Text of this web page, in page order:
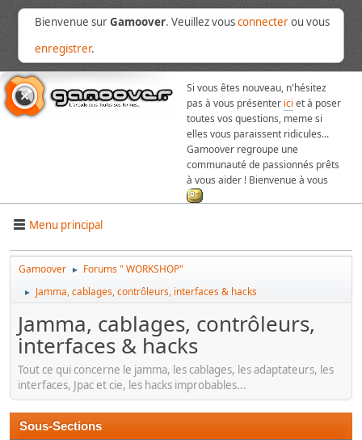
Bienvenue surGamoover. Veuillez vousconnecterou vous
enregistrer.
Si vous êtes nouveau, n'hésitez
pas à vous présenter ici et à poser
toutes vos questions, meme si
elles vous paraissent ridicules...
Gamoover regroupe une
communauté de passionnés prêts
à vous aider ! Bienvenue à vous
Menu principal
Gamoover ► Forums " WORKSHOP"
► Jamma, cablages, contrôleurs, interfaces & hacks
Jamma, cablages, contrôleurs,
interfaces & hacks
Tout ce qui concerne le jamma, les cablages, les adaptateurs, les
interfaces, Jpac et cie, les hacks improbables...
Sous-Sections